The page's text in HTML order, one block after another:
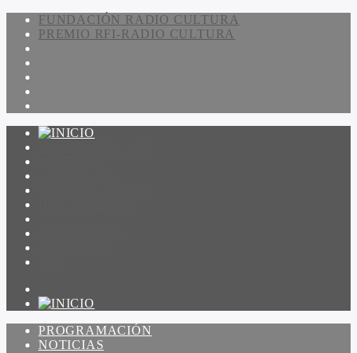
FUNDACIÓN RADIO CULTURA
PREMIO RFI-RADIO CULTURA
PROGRAMACIÓN
NOTICIAS